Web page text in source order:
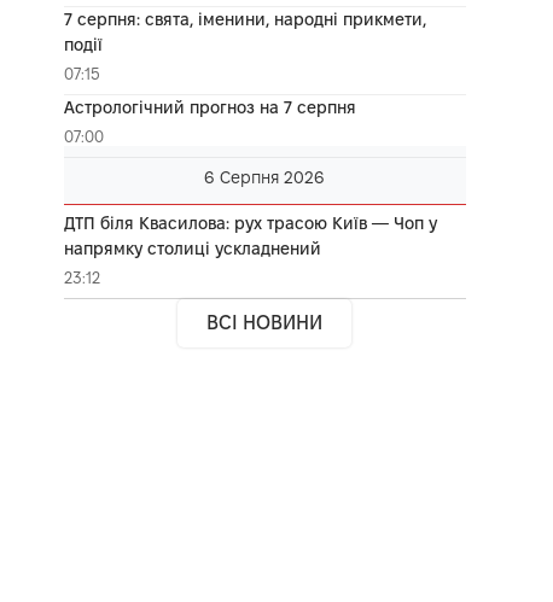
7 серпня: свята, іменини, народні прикмети,
події
07:15
Астрологічний прогноз на 7 серпня
07:00
6 Серпня 2026
ДТП біля Квасилова: рух трасою Київ — Чоп у
напрямку столиці ускладнений
23:12
ВСІ НОВИНИ